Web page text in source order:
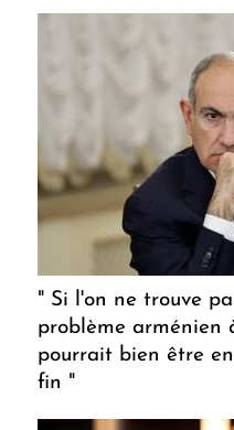
" Si l'on ne trouve
problème arménien
pourrait bien être
fin "